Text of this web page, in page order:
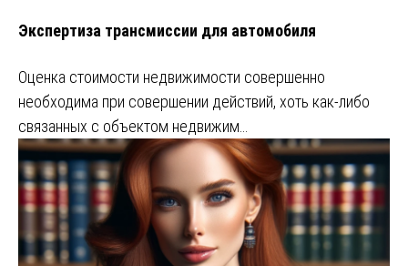
Экспертиза трансмиссии для автомобиля
Оценка стоимости недвижимости совершенно
необходима при совершении действий, хоть как-либо
связанных с объектом недвижим…